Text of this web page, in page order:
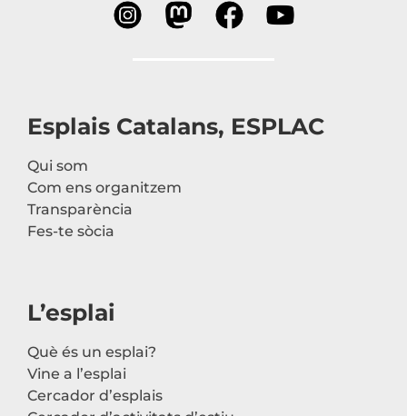
Esplais Catalans, ESPLAC
Qui som
Com ens organitzem
Transparència
Fes-te sòcia
L’esplai
Què és un esplai?
Vine a l’esplai
Cercador d’esplais